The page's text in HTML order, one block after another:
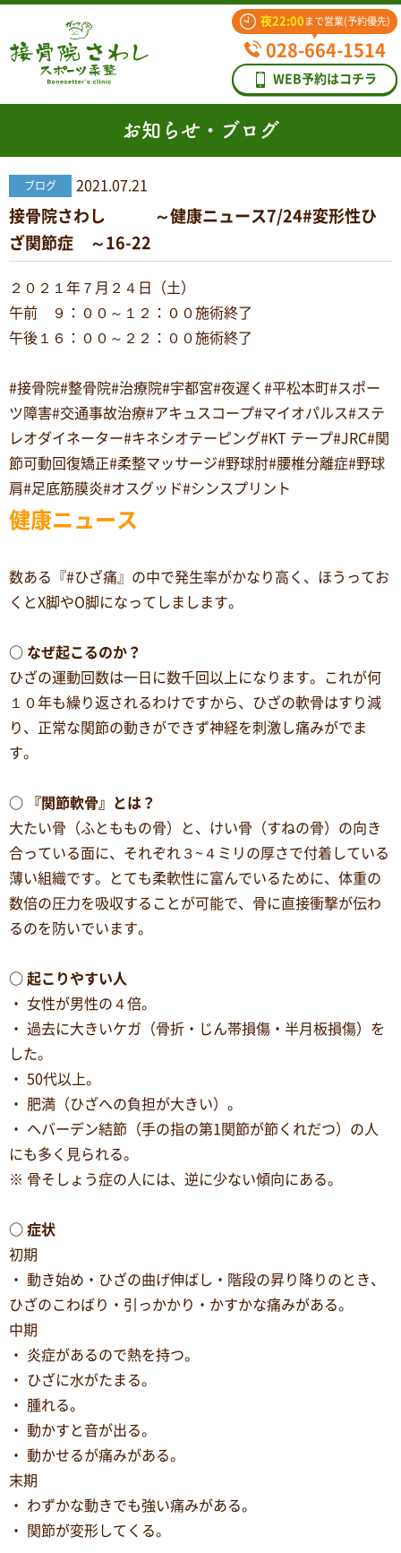
夜22:00 まで営業(予約優先)
028-664-1514
WEB予約はコチラ
お知らせ・ブログ
ブログ 2021.07.21
接骨院さわし ～健康ニュース7/24#変形性ひ
ざ関節症 ～16-22
２０２１年７月２４日（土）
午前 ９：００～１２：００施術終了
午後１６：００～２２：００施術終了
#接骨院#整骨院#治療院#宇都宮#夜遅く#平松本町#スポー
ツ障害#交通事故治療#アキュスコープ#マイオパルス#ステ
レオダイネーター#キネシオテーピング#KT テープ#JRC#関
節可動回復矯正#柔整マッサージ#野球肘#腰椎分離症#野球
肩#足底筋膜炎#オスグッド#シンスプリント
健康ニュース
数ある『#ひざ痛』の中で発生率がかなり高く、ほうってお
くとX脚やO脚になってしまします。
○ なぜ起こるのか？
ひざの運動回数は一日に数千回以上になります。これが何
１０年も繰り返されるわけですから、ひざの軟骨はすり減
り、正常な関節の動きができず神経を刺激し痛みがでま
す。
○ 『関節軟骨』とは？
大たい骨（ふとももの骨）と、けい骨（すねの骨）の向き
合っている面に、それぞれ３~４ミリの厚さで付着している
薄い組織です。とても柔軟性に富んでいるために、体重の
数倍の圧力を吸収することが可能で、骨に直接衝撃が伝わ
るのを防いでいます。
○ 起こりやすい人
・ 女性が男性の４倍。
・ 過去に大きいケガ（骨折・じん帯損傷・半月板損傷）を
した。
・ 50代以上。
・ 肥満（ひざへの負担が大きい）。
・ ヘバーデン結節（手の指の第1関節が節くれだつ）の人
にも多く見られる。
※ 骨そしょう症の人には、逆に少ない傾向にある。
○ 症状
初期
・ 動き始め・ひざの曲げ伸ばし・階段の昇り降りのとき、
ひざのこわばり・引っかかり・かすかな痛みがある。
中期
・ 炎症があるので熱を持つ。
・ ひざに水がたまる。
・ 腫れる。
・ 動かすと音が出る。
・ 動かせるが痛みがある。
末期
・ わずかな動きでも強い痛みがある。
・ 関節が変形してくる。